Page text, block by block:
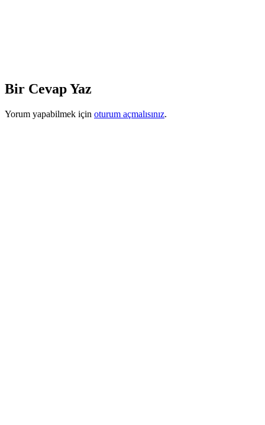
Bir Cevap Yaz
Yorum yapabilmek için oturum açmalısınız.